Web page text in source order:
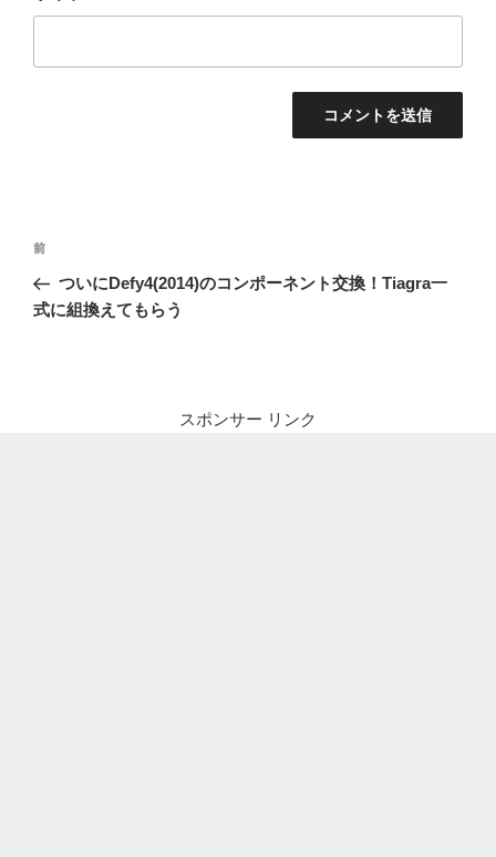
投
ナ
前
の
投
前
ついにDefy4(2014)のコンポーネント交換！Tiagra一
式に組換えてもらう
スポンサー リンク